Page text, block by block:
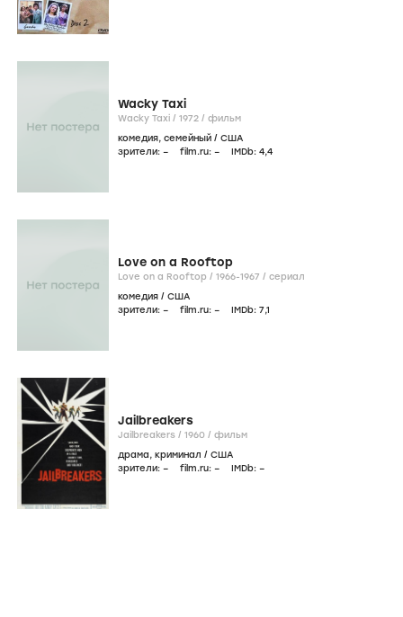
Wacky Taxi
Wacky Taxi / 1972 / фильм
комедия, семейный / США
зрители: – film.ru: – IMDb: 4,4
Love on a Rooftop
Love on a Rooftop / 1966-1967 / сериал
комедия / США
зрители: – film.ru: – IMDb: 7,1
Jailbreakers
Jailbreakers / 1960 / фильм
драма, криминал / США
зрители: – film.ru: – IMDb: –